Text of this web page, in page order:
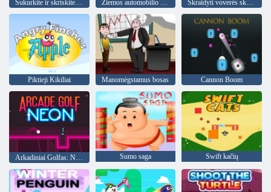
Sukurkite ir skriskite Obby Žiemos automobilio šuolis Skraidyti voverės skraidyti 2
Piktieji Kikiliai Manomėgstamus bosas Cannon Boom
Sumo saga Swift kačių